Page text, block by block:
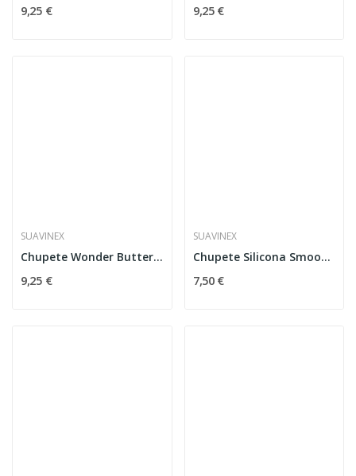
9,25 € 9,25 €
SUAVINEX
Chupete Wonder Butterfly 0-6 Meses Suavinex
9,25 €
SUAVINEX
Chupete Silicona Smoothie Butterfly Rosa 0-6m
7,50 €